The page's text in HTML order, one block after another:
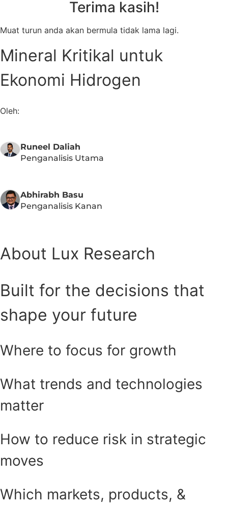
Terima kasih!
Muat turun anda akan bermula tidak lama lagi.
Mineral Kritikal untuk
Ekonomi Hidrogen
Oleh:
Runeel Daliah
Penganalisis Utama
Abhirabh Basu
Penganalisis Kanan
About Lux Research
Built for the decisions that
shape your future
Where to focus for growth
What trends and technologies
matter
How to reduce risk in strategic
moves
Which markets, products, &